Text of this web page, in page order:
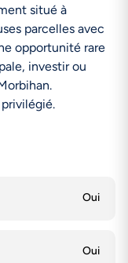
situé à
parcelles avec
opportunité rare
investir ou
Oui
Oui